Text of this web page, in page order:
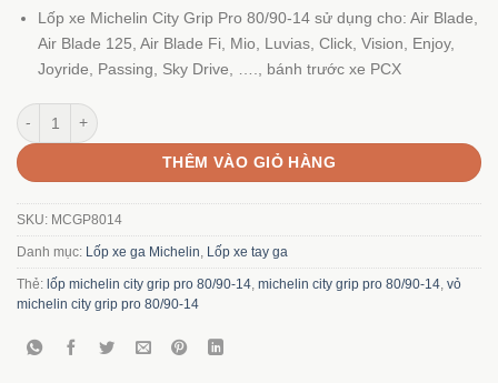
Lốp xe Michelin City Grip Pro 80/90-14 sử dụng cho: Air Blade,
Air Blade 125, Air Blade Fi, Mio, Luvias, Click, Vision, Enjoy,
Joyride, Passing, Sky Drive, …., bánh trước xe PCX
Lốp Michelin City Grip Pro 80/90-14 số lượng
THÊM VÀO GIỎ HÀNG
SKU: MCGP8014
Danh mục: Lốp xe ga Michelin Lốp xe tay ga
Thẻ: lốp michelin city grip pro 80/90-14 michelin city grip pro 80/90-14 vỏ
michelin city grip pro 80/90-14